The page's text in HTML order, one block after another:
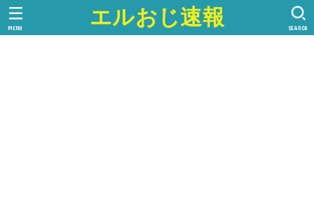
エルおじ速報 SEARCH
MENU